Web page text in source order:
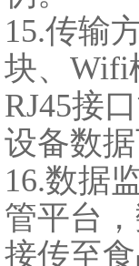
15.传输
块、Wifi
RJ45接
设备数
16.数据
管平台
接传至